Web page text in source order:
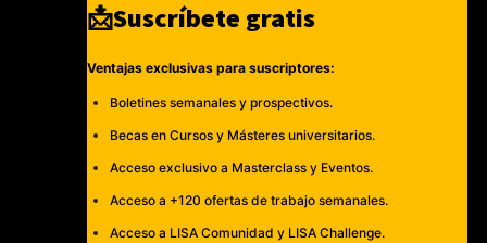
📩Suscríbete gratis
Ventajas exclusivas para suscriptores:
Boletines semanales y prospectivos.
Becas en Cursos y Másteres universitarios.
Acceso exclusivo a Masterclass y Eventos.
Acceso a +120 ofertas de trabajo semanales.
Acceso a LISA Comunidad y LISA Challenge.